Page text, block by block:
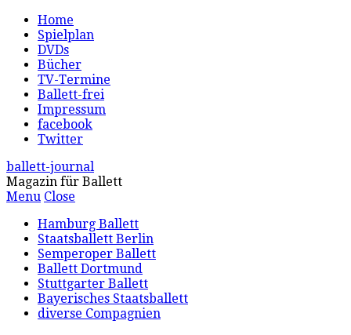
Home
Spielplan
DVDs
Bücher
TV-Termine
Ballett-frei
Impressum
facebook
Twitter
ballett-journal
Magazin für Ballett
Menu Close
Hamburg Ballett
Staatsballett Berlin
Semperoper Ballett
Ballett Dortmund
Stuttgarter Ballett
Bayerisches Staatsballett
diverse Compagnien